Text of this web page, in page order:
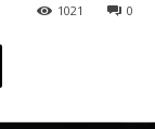
0
1021